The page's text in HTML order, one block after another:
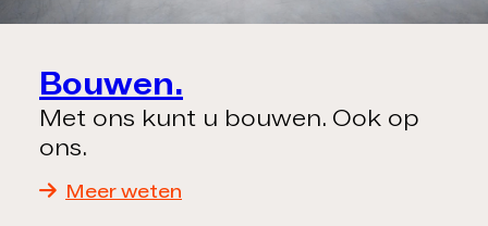
Bouwen.
Met ons kunt u bouwen. Ook op
ons.
Meer weten